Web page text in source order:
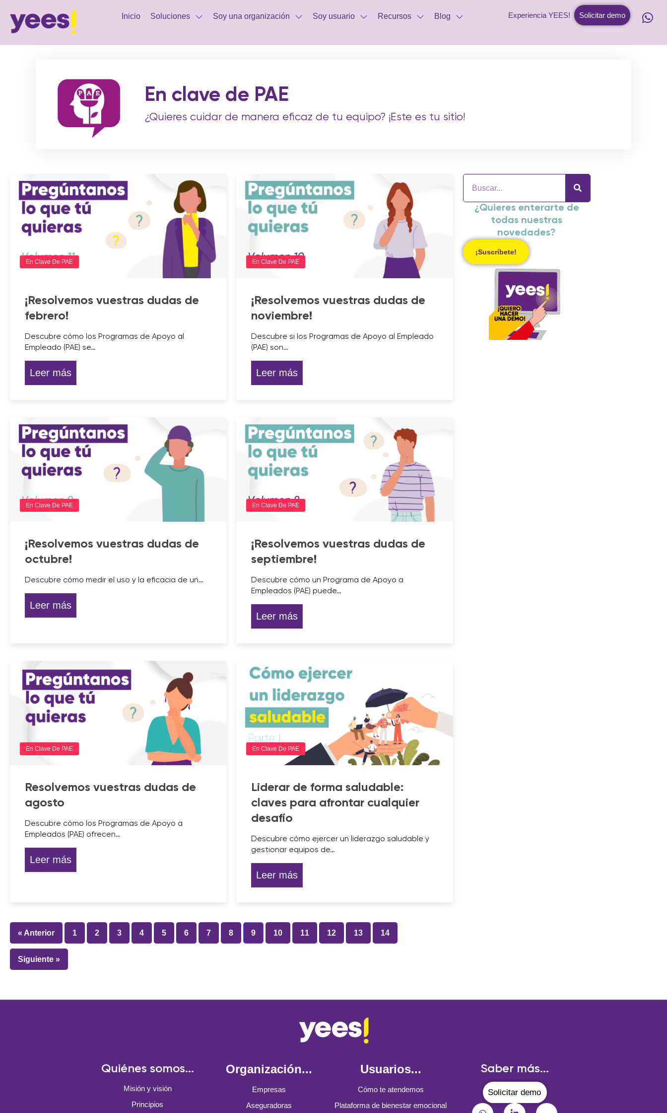
Inicio Soluciones Soy una organización Soy usuario Recursos Blog Experiencia YEES! Solicitar demo
En clave de PAE
¿Quieres cuidar de manera eficaz de tu equipo? ¡Este es tu sitio!
En Clave De PAE
¡Resolvemos vuestras dudas de
febrero!
Descubre cómo los Programas de Apoyo al
Empleado (PAE) se…
Leer más
En Clave De PAE
¡Resolvemos vuestras dudas de
noviembre!
Descubre si los Programas de Apoyo al Empleado
(PAE) son…
Leer más
En Clave De PAE
¡Resolvemos vuestras dudas de
octubre!
Descubre cómo medir el uso y la eficacia de un…
Leer más
En Clave De PAE
¡Resolvemos vuestras dudas de
septiembre!
Descubre cómo un Programa de Apoyo a
Empleados (PAE) puede…
Leer más
En Clave De PAE
Resolvemos vuestras dudas de
agosto
Descubre cómo los Programas de Apoyo a
Empleados (PAE) ofrecen…
Leer más
En Clave De PAE
Liderar de forma saludable:
claves para afrontar cualquier
desafío
Descubre cómo ejercer un liderazgo saludable y
gestionar equipos de…
Leer más
« Anterior 1 2 3 4 5 6 7 8 9 10 11 12 13 14
Siguiente »
¿Quieres enterarte de
todas nuestras
novedades?
¡Suscríbete!
Quiénes somos...
Misión y visión
Principios
Organización...
Empresas
Aseguradoras
Usuarios...
Cómo te atendemos
Plataforma de bienestar emocional
Saber más...
Solicitar demo